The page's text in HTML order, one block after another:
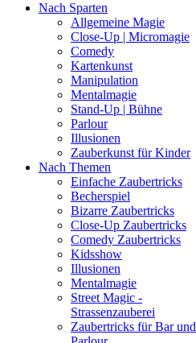
Nach Sparten
Allgemeine Magie
Close-Up | Micromagie
Comedy
Kartenkunst
Manipulation
Mentalmagie
Stand-Up | Bühne
Parlour
Illusionen
Zauberkunst für Kinder
Nach Themen
Einfache Zaubertricks
Becherspiel
Bizarre Zaubertricks
Close-Up Zaubertricks
Comedy Zaubertricks
Kidsshow
Illusionen
Mentalmagie
Street Magic -
Strassenzauberei
Zaubertricks für Bar und